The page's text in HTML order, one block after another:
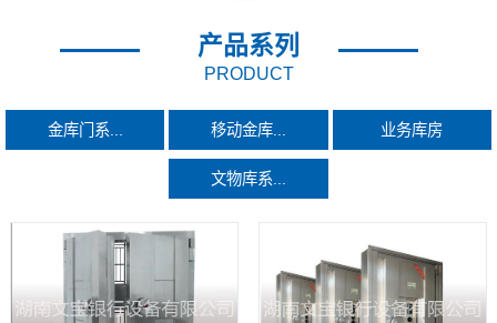
产品系列
PRODUCT
金库门系... 移动金库... 业务库房
文物库系...